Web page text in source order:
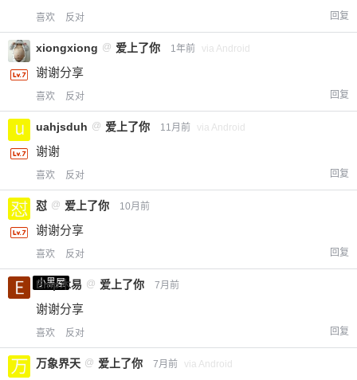
喜欢 反对 回复
xiongxiong @ 爱上了你 1年前 via Android
谢谢分享
喜欢 反对 回复
uahjsduh @ 爱上了你 11月前 via Android
谢谢
喜欢 反对 回复
怼 @ 爱上了你 10月前
谢谢分享
喜欢 反对 回复
小黑屋
Emp木易 @ 爱上了你 7月前
谢谢分享
喜欢 反对 回复
万象界天 @ 爱上了你 7月前 via Android